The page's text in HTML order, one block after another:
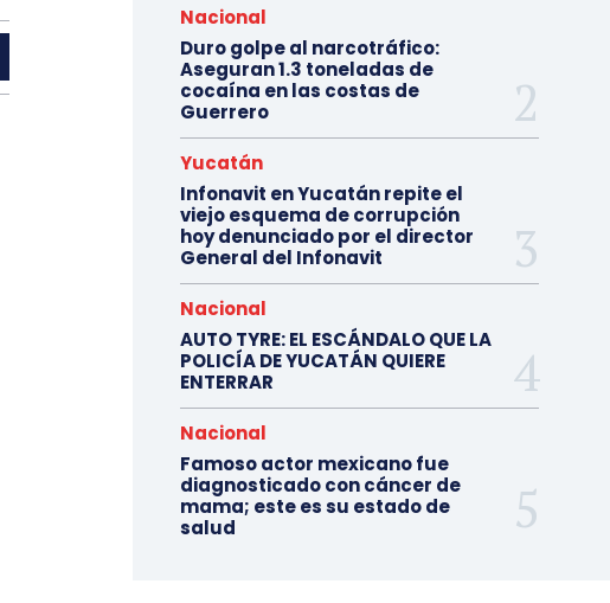
Nacional
Duro golpe al narcotráfico:
Aseguran 1.3 toneladas de
cocaína en las costas de
Guerrero
Yucatán
Infonavit en Yucatán repite el
viejo esquema de corrupción
hoy denunciado por el director
General del Infonavit
Nacional
AUTO TYRE: EL ESCÁNDALO QUE LA
POLICÍA DE YUCATÁN QUIERE
ENTERRAR
Nacional
Famoso actor mexicano fue
diagnosticado con cáncer de
mama; este es su estado de
salud